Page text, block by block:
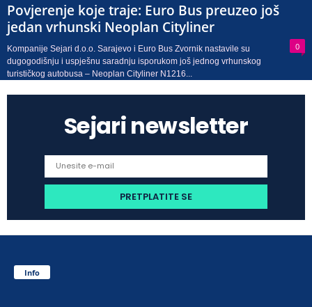
Povjerenje koje traje: Euro Bus preuzeo još
jedan vrhunski Neoplan Cityliner
0
Kompanije Sejari d.o.o. Sarajevo i Euro Bus Zvornik nastavile su
dugogodišnju i uspješnu saradnju isporukom još jednog vrhunskog
turističkog autobusa – Neoplan Cityliner N1216...
Sejari newsletter
Info